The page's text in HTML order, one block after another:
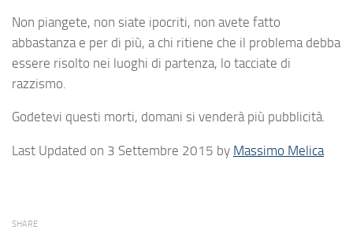
Non piangete, non siate ipocriti, non avete fatto
abbastanza e per di più, a chi ritiene che il problema debba
essere risolto nei luoghi di partenza, lo tacciate di
razzismo.
Godetevi questi morti, domani si venderà più pubblicità.
Last Updated on 3 Settembre 2015 by Massimo Melica
SHARE